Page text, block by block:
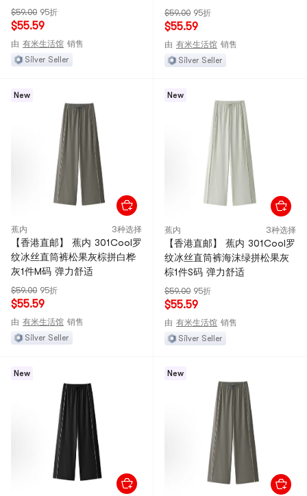
$59.00 95折
$55.59
由 有米生活馆 销售
Silver Seller
$59.00 95折
$55.59
由 有米生活馆 销售
Silver Seller
New
蕉内 3种选择
【香港直邮】 蕉内 301Cool罗
纹冰丝直筒裤松果灰棕拼白桦
灰1件M码 弹力舒适
$59.00 95折
$55.59
由 有米生活馆 销售
Silver Seller
New
蕉内 3种选择
【香港直邮】 蕉内 301Cool罗
纹冰丝直筒裤海沫绿拼松果灰
棕1件S码 弹力舒适
$59.00 95折
$55.59
由 有米生活馆 销售
Silver Seller
New New